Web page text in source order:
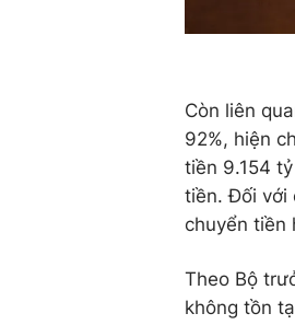
Còn liên
92%, hiện
tiền 9.154
tiền. Đối với
chuyển tiền
Theo Bộ
không tồn